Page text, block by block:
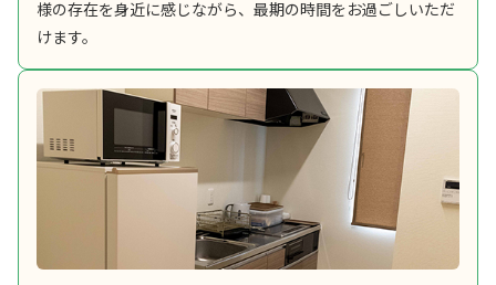
様の存在を身近に感じながら、最期の時間をお過ごしいただ
けます。